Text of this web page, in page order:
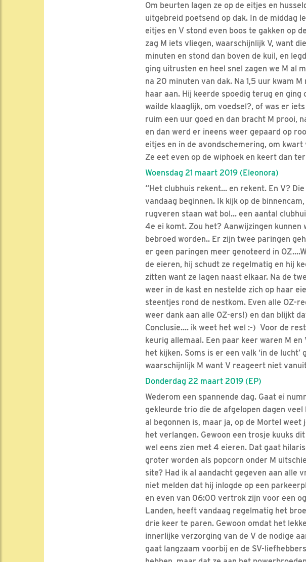
Om beurten lagen ze op de eitjes en
uitgebreid poetsend op dak. In de middag
eitjes en V stond even boos te gakken op
zag M iets vliegen, waarschijnlijk V, want
minuten en stond dan boven de kuil, en
ging uitrusten en heel snel zagen we M al
na 20 minuten van dak. Na 1,5 uur kwam
haar aan. Hij keerde spoedig terug en
wailde klaaglijk, om voedsel?, of was er
ruim een uur goed en dan bracht M prooi,
en dan werd er ineens weer gepaard op
eitjes en in de avondschemering, om
Ze eet even op de wiphoek en keert dan
Woensdag 21 maart 2019 (Eleonora)
“Het clubhuis rekent... en rekent. En V?
vandaag beginnen. Ik kijk op de
rugveren staan wat bol... een aantal
4e ei komt. Zou het? Aanwijzingen
bebroed worden.. Er zijn twee paringen
er geen paringen meer genoteerd in
de eieren, hij schudt ze regelmatig en hij
zitten want ze lagen naast elkaar. Na de
weer in de kast en nestelde zich op haar
steentjes rond de nestkom. Even alle OZ-
weer dank aan alle OZ-ers!) en dan blijkt
Conclusie.... ik weet het wel :-) Voor de
keurig allemaal. Een paar keer waren M
het kijken. Soms is er een valk ‘in de
waarschijnlijk M want V reageert niet
Donderdag 22 maart 2019 (EP)
Wederom een spannende dag. Gaat ei
gekleurde trio die de afgelopen dagen
al begonnen is, maar ja, op de Mortel
het verlangen. Gewoon een trosje kuuks
wel eens zien met 4 eieren. Dat gaat
groter worden als popcorn onder M
site? Had ik al aandacht gegeven aan alle
niet melden dat hij inlogde op een
en even van 06:00 vertrok zijn voor een
Landen, heeft vandaag regelmatig het
drie keer te paren. Gewoon omdat het
innerlijke verzorging van de V de nodige
gaat langzaam voorbij en de SV-